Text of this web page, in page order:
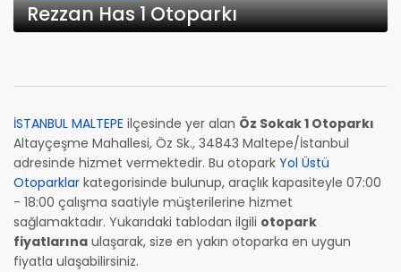
Rezzan Has 1 Otoparkı
İSTANBUL MALTEPE ilçesinde yer alan Öz Sokak 1 Otoparkı
Altayçeşme Mahallesi, Öz Sk., 34843 Maltepe/İstanbul
adresinde hizmet vermektedir. Bu otopark Yol Üstü
Otoparklar kategorisinde bulunup, araçlık kapasiteyle 07:00
- 18:00 çalışma saatiyle müşterilerine hizmet
sağlamaktadır. Yukarıdaki tablodan ilgili otopark
fiyatlarına ulaşarak, size en yakın otoparka en uygun
fiyatla ulaşabilirsiniz.